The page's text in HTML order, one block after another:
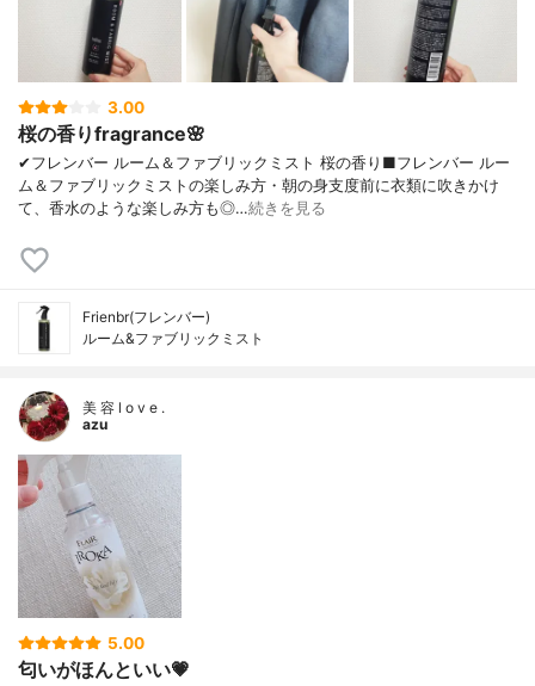
3.00
桜の香りfragrance🌸
✔︎フレンバー ルーム＆ファブリックミスト 桜の香り■フレンバー ルー
ム＆ファブリックミストの楽しみ方・朝の身支度前に衣類に吹きかけ
て、香水のような楽しみ方も◎…続きを見る
Frienbr(フレンバー)
ルーム&ファブリックミスト
美 容 l o v e .
azu
5.00
匂いがほんといい💗